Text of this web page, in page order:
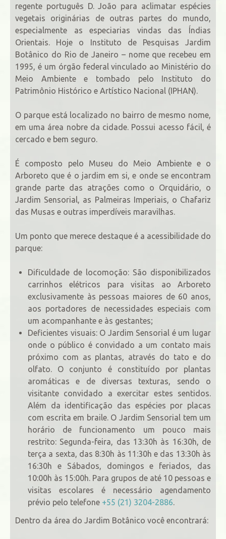
regente português D. João para aclimatar espécies
vegetais originárias de outras partes do mundo,
especialmente as especiarias vindas das Índias
Orientais. Hoje o Instituto de Pesquisas Jardim
Botânico do Rio de Janeiro – nome que recebeu em
1995, é um órgão federal vinculado ao Ministério do
Meio Ambiente e tombado pelo Instituto do
Patrimônio Histórico e Artístico Nacional (IPHAN).
O parque está localizado no bairro de mesmo nome,
em uma área nobre da cidade. Possui acesso fácil, é
cercado e bem seguro.
É composto pelo Museu do Meio Ambiente e o
Arboreto que é o jardim em si, e onde se encontram
grande parte das atrações como o Orquidário, o
Jardim Sensorial, as Palmeiras Imperiais, o Chafariz
das Musas e outras imperdíveis maravilhas.
Um ponto que merece destaque é a acessibilidade do
parque:
Dificuldade de locomoção: São disponibilizados
carrinhos elétricos para visitas ao Arboreto
exclusivamente às pessoas maiores de 60 anos,
aos portadores de necessidades especiais com
um acompanhante e às gestantes;
Deficientes visuais: O Jardim Sensorial é um lugar
onde o público é convidado a um contato mais
próximo com as plantas, através do tato e do
olfato. O conjunto é constituído por plantas
aromáticas e de diversas texturas, sendo o
visitante convidado a exercitar estes sentidos.
Além da identificação das espécies por placas
com escrita em braile. O Jardim Sensorial tem um
horário de funcionamento um pouco mais
restrito: Segunda-feira, das 13:30h às 16:30h, de
terça a sexta, das 8:30h às 11:30h e das 13:30h às
16:30h e Sábados, domingos e feriados, das
10:00h às 15:00h. Para grupos de até 10 pessoas e
visitas escolares é necessário agendamento
prévio pelo telefone +55 (21) 3204-2886.
Dentro da área do Jardim Botânico você encontrará: